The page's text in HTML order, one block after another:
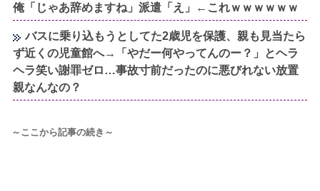
俺「じゃあ辞めますね」派遣「え」←これｗｗｗｗｗｗ
バスに乗り込もうとしてた2歳児を保護、親も見当たら
ず近くの児童館へ→「やだー何やってんのー？」とヘラ
ヘラ笑い謝罪ゼロ…事故寸前だったのに悪びれない放置
親なんなの？
～ここから記事の続き～